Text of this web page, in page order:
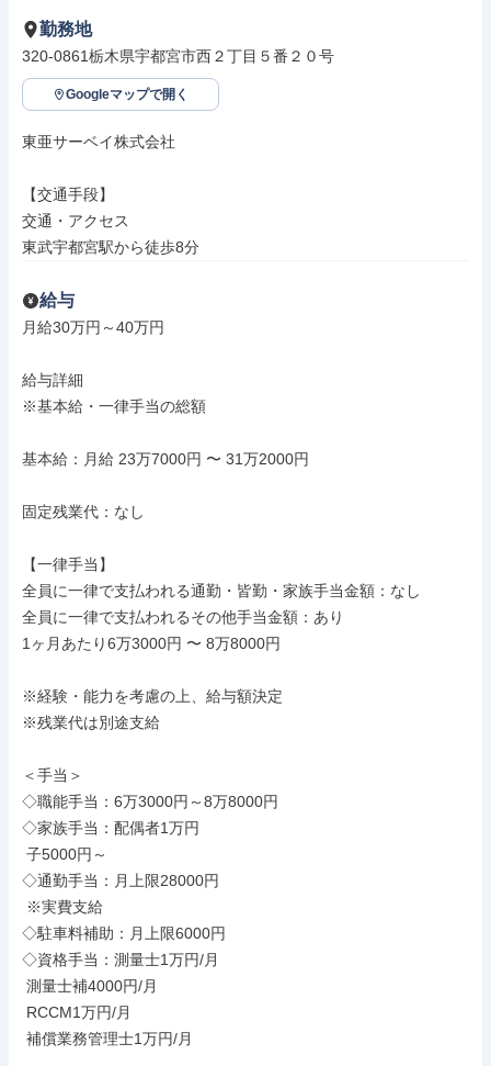
勤務地
320-0861栃木県宇都宮市西２丁目５番２０号
Googleマップで開く
東亜サーベイ株式会社
【交通手段】
交通・アクセス
東武宇都宮駅から徒歩8分
給与
月給30万円～40万円
給与詳細
※基本給・一律手当の総額
基本給：月給 23万7000円 〜 31万2000円
固定残業代：なし
【一律手当】
全員に一律で支払われる通勤・皆勤・家族手当金額：なし
全員に一律で支払われるその他手当金額：あり
1ヶ月あたり6万3000円 〜 8万8000円
※経験・能力を考慮の上、給与額決定
※残業代は別途支給
＜手当＞
◇職能手当：6万3000円～8万8000円
◇家族手当：配偶者1万円
◇通勤手当：月上限28000円
◇駐車料補助：月上限6000円
◇資格手当：測量士1万円/月